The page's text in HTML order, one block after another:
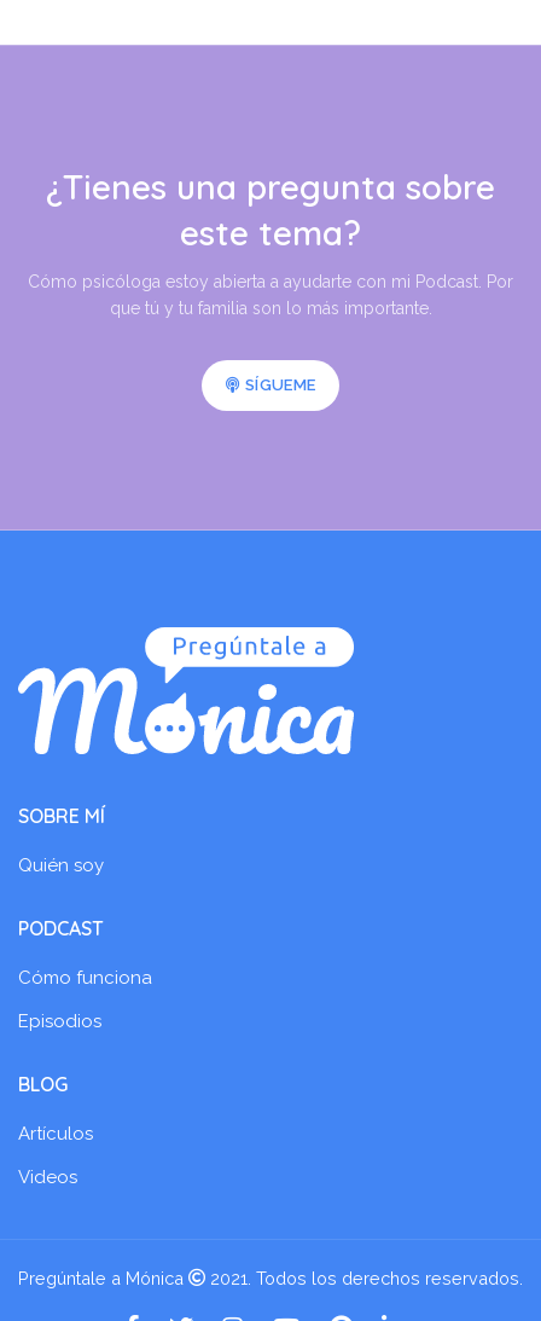
¿Tienes una pregunta sobre
este tema?
Cómo psicóloga estoy abierta a ayudarte con mi Podcast. Por
que tú y tu familia son lo más importante.
SÍGUEME
SOBRE MÍ
Quién soy
PODCAST
Cómo funciona
Episodios
BLOG
Artículos
Videos
Pregúntale a Mónica 2021. Todos los derechos reservados.